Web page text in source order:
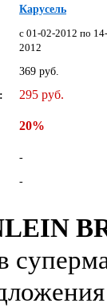
Карусель
c 01-02-2012 по
2012
369 руб.
295 руб.
20%
-
-